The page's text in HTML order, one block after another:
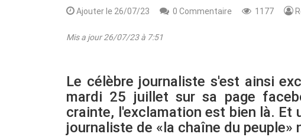
Ajouter le 26/07/23 0 Commentaire 1177
Mis a jour 26/07/23 à 7:51
Le célèbre journaliste s'est ainsi
mardi 25 juillet sur sa page
crainte, l'exclamation est bien là. Et
journaliste de «la chaîne du peuple»